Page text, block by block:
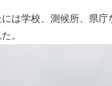
は学校、測候所、県
。